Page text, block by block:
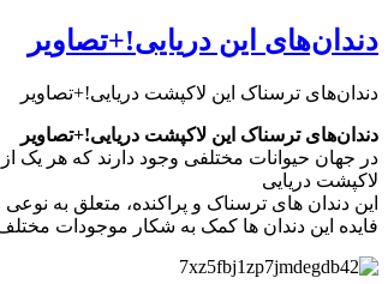
دندان‌های این دریایی!+تصاویر
دندان‌های ترسناک این لاکپشت دریایی!+تصاویر
دندان‌های ترسناک این لاکپشت دریایی!+تصاویر
در جهان حیوانات مختلفی وجود دارند که هر یک
لاکپشت دریایی
این دندان های ترسناک و پراکنده، متعلق به
فایده این دندان ها کمک به شکار موجودات